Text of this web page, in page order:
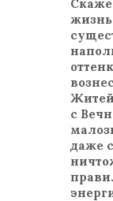
с
даже